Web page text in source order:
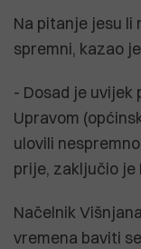
Na pitanje jesu li
spremni, kazao
- Dosad je uvijek
Upravom
ulovili
prije, zaključio je
Načelnik Višnjana
vremena baviti